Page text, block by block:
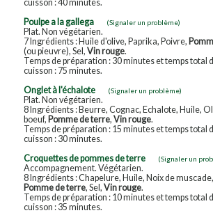
cuisson : 40 minutes.
Poulpe a la gallega
(Signaler un problème)
Plat. Non végétarien.
7 Ingrédients : Huile d'olive, Paprika, Poivre,
(ou pieuvre), Sel, Vin rouge.
Temps de préparation : 30 minutes et temps total
cuisson : 75 minutes.
Onglet à l'échalote
(Signaler un problème)
Plat. Non végétarien.
8 Ingrédients : Beurre, Cognac, Echalote, Huile,
boeuf, Pomme de terre, Vin rouge.
Temps de préparation : 15 minutes et temps total
cuisson : 30 minutes.
Croquettes de pommes de terre
(Signaler un
Accompagnement. Végétarien.
8 Ingrédients : Chapelure, Huile, Noix de
Pomme de terre, Sel, Vin rouge.
Temps de préparation : 10 minutes et temps total
cuisson : 35 minutes.